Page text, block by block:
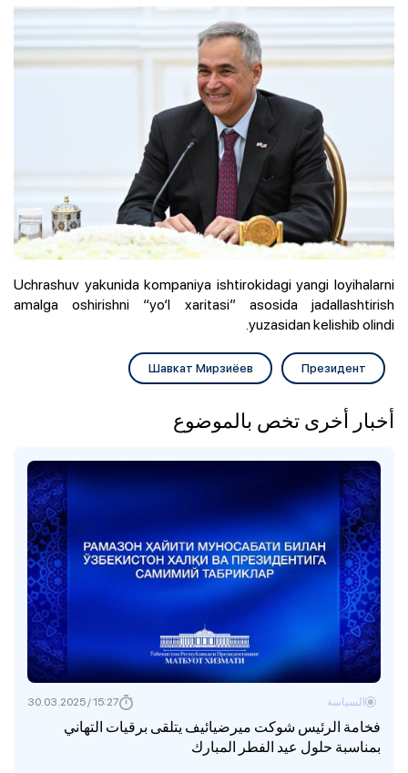
Uchrashuv yakunida kompaniya ishtirokidagi yangi loyihalarni
amalga oshirishni “yo‘l xaritasi” asosida jadallashtirish
yuzasidan kelishib olindi.
Президент
Шавкат Мирзиёев
أخبار أخرى تخص بالموضوع
فخامة الرئيس شوكت ميرضيائيف يتلقى برقيات التهاني
بمناسبة حلول عيد الفطر المبارك
السياسة 15:27 / 30.03.2025